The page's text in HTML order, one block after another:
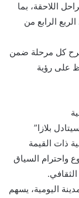
من عام 2027، تليها المراحل اللاحقة، بما
الرابع من
طرح كل مرحلة ضمن
على رؤية
بلازا”
ذات القيمة
واحترام السياق
اليومية، يسهم